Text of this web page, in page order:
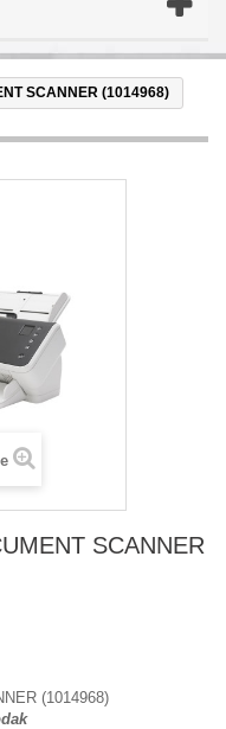
SCANNER (1014968)
SCANNER
(1014968)